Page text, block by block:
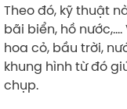
Theo đó, kỹ thuật
bãi biển, hồ
hoa cỏ, bầu trời,
khung hình từ đó
chụp.